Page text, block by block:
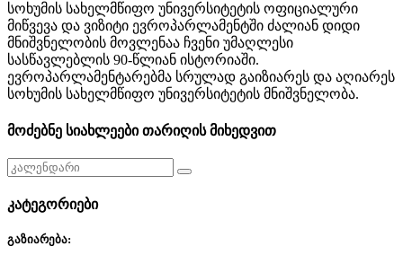
სოხუმის სახელმწიფო უნივერსიტეტის ოფიციალური
მიწვევა და ვიზიტი ევროპარლამენტში ძალიან დიდი
მნიშვნელობის მოვლენაა ჩვენი უმაღლესი
სასწავლებლის 90-წლიან ისტორიაში.
ევროპარლამენტარებმა სრულად გაიზიარეს და აღიარეს
სოხუმის სახელმწიფო უნივერსიტეტის მნიშვნელობა.
მოძებნე სიახლეები თარიღის მიხედვით
კატეგორიები
გაზიარება: